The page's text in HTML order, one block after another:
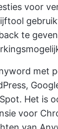
voor
te
met
Het is
voor